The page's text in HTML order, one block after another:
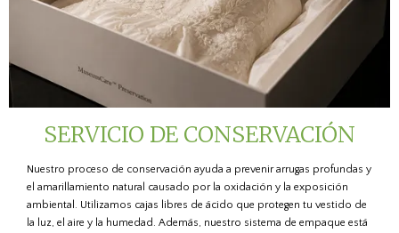
SERVICIO DE CONSERVACIÓN
Nuestro proceso de conservación ayuda a prevenir arrugas profundas y
el amarillamiento natural causado por la oxidación y la exposición
ambiental. Utilizamos cajas libres de ácido que protegen tu vestido de
la luz, el aire y la humedad. Además, nuestro sistema de empaque está